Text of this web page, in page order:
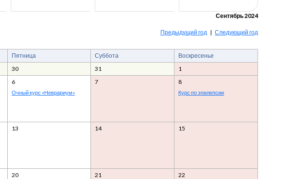
Сентябрь 2024
Предыдущий год | Следующий год
Пятница Суббота
Воскресенье
30 31
1
6
Очный курс «Неврариум»
7 8
Курс по эпилепсии
13 14 15
20 21 22